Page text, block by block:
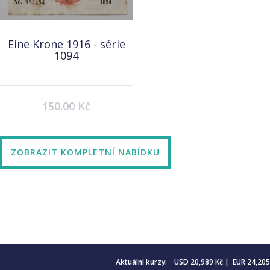
Eine Krone 1916 - série
1094
150.00 Kč
ZOBRAZIT KOMPLETNÍ NABÍDKU
Aktuální kurzy: USD 20,989 Kč | EUR